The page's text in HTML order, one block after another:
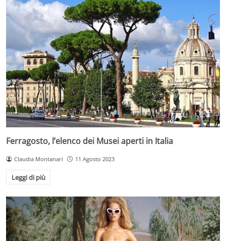
Ferragosto, l’elenco dei Musei aperti in Italia
Claudia Montanari 11 Agosto 2023
Leggi di più